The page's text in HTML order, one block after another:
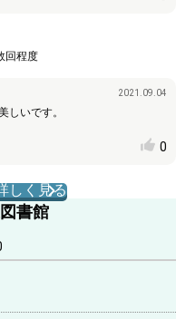
回程度
2021.09.04
しいです。
0
しく見る
書館